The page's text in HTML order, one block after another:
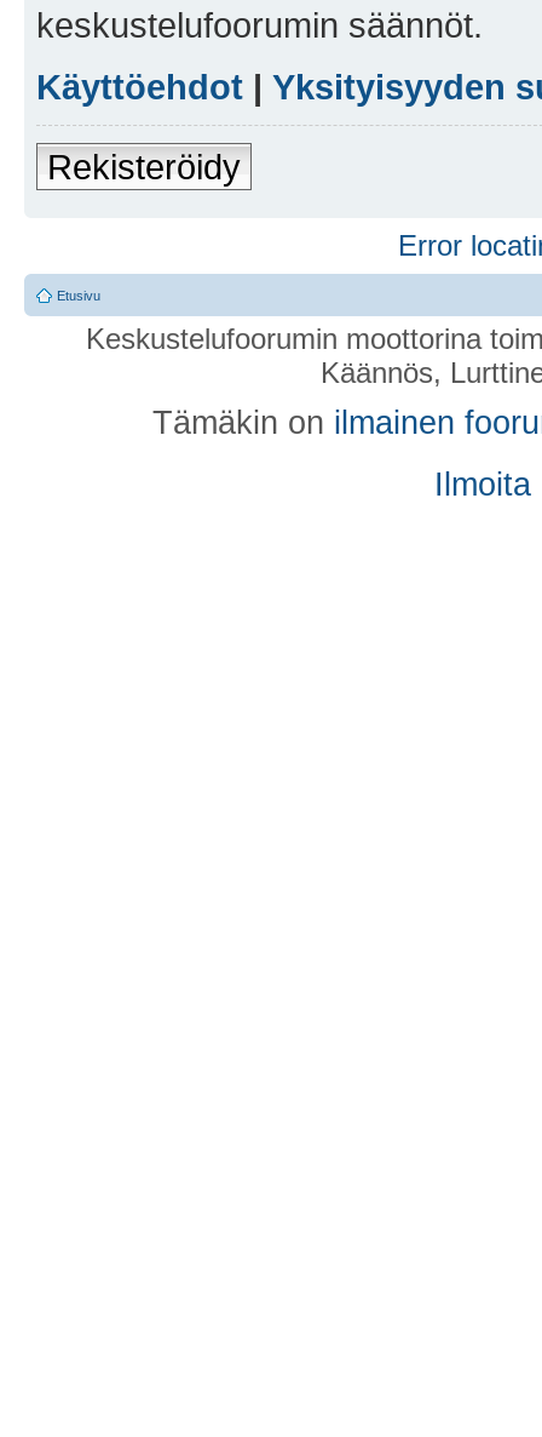
keskustelufoorumin säännöt.
Käyttöehdot | Yksityisyyden
Rekisteröidy
Error
Etusivu
Keskustelufoorumin moottorina
Käännös,
Tämäkin on ilmainen